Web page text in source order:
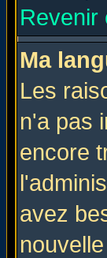
Revenir
Ma
Les
n'a pas
encore
avez